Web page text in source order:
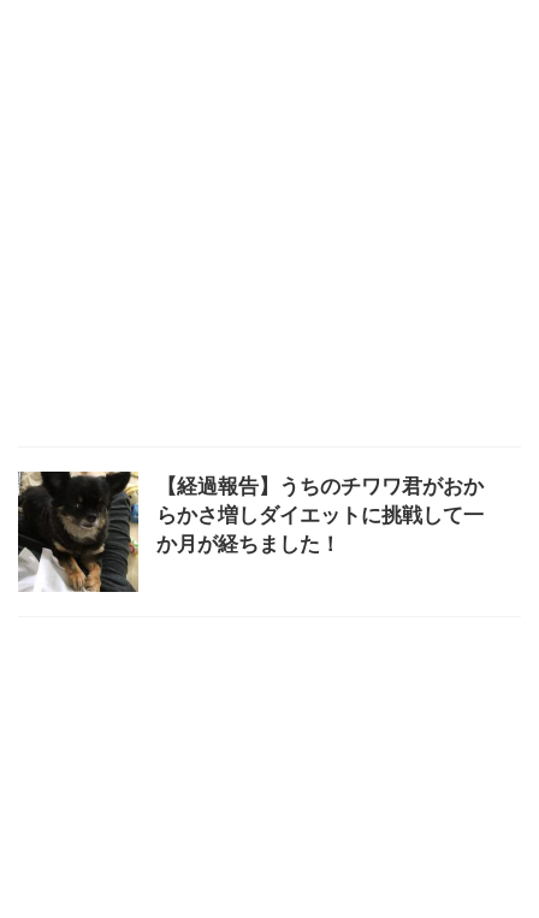
【経過報告】うちのチワワ君がおか
らかさ増しダイエットに挑戦して一
か月が経ちました！